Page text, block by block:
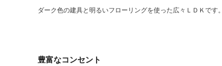
ダーク色の建具と明るいフローリングを使った広々ＬＤＫです
豊富なコンセント